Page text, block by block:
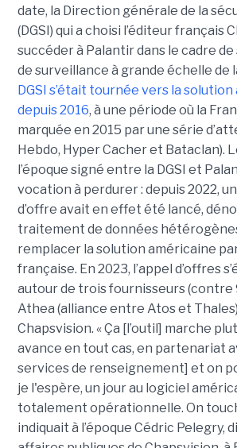
date, la Direction générale de la
(DGSI) qui a choisi l’éditeur français
succéder à Palantir dans le cadre
de surveillance à grande échelle de
DGSI s’était tournée vers la
depuis 2016, à une période où la
marquée en 2015 par une série
Hebdo, Hyper Cacher et Bataclan).
l’époque signé entre la DGSI et
vocation à perdurer : depuis 2022,
d’offre avait en effet été lancé,
traitement de données
remplacer la solution américaine
française. En 2023, l’appel d’offres
autour de trois fournisseurs (contre
Athea (alliance entre Atos et
Chapsvision. « Ça [l’outil] marche
avance en tout cas, en partenariat
services de renseignement] et on
je l'espère, un jour au logiciel
totalement opérationnelle. On
indiquait à l’époque Cédric Pelegry,